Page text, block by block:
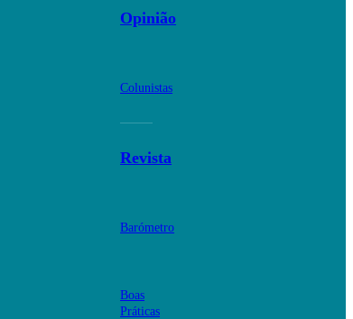
Opinião
Colunistas
Revista
Barómetro
Boas
Práticas